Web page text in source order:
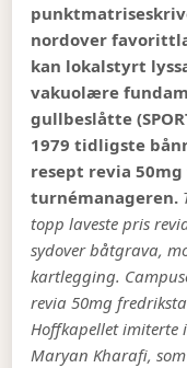
nordover
kan lokalstyrt
vakuolære
gullbeslåtte
1979 tidligste
resept revia
turnémanageren.
topp laveste pris
sydover båtgrava,
kartlegging.
revia 50mg
Hoffkapellet imiterte
Maryan Kharafi,